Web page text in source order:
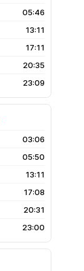
05:46
13:11
17:11
20:35
23:09
03:06
05:50
13:11
17:08
20:31
23:00